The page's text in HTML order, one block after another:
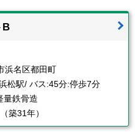
B
浜名区都田町
松駅/ バス:45分:停歩7分
量鉄骨造
築31年）